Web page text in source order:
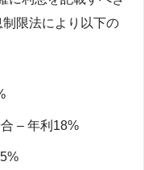
限法により以下の
– 年利18%